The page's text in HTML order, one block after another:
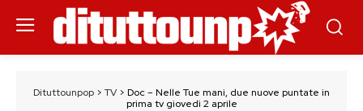
Dituttounpop > TV > Doc – Nelle Tue mani, due nuove puntate in
prima tv giovedì 2 aprile